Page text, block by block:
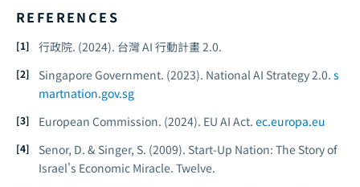
REFERENCES
行政院. (2024). 台灣 AI 行動計畫 2.0.
Singapore Government. (2023). National AI Strategy 2.0. s
martnation.gov.sg
European Commission. (2024). EU AI Act. ec.europa.eu
Senor, D. & Singer, S. (2009). Start-Up Nation: The Story of
Israel's Economic Miracle. Twelve.